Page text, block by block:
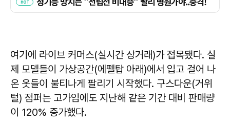
여기에 라이브 커머스(실시간 상거래)가 접목됐다. 실
제 모델들이 가상공간(에펠탑 아래)에서 입고 걸어 나
온 옷들이 불티나게 팔리기 시작했다. 구스다운(거위
털) 점퍼는 고가임에도 지난해 같은 기간 대비 판매량
이 120% 증가했다.